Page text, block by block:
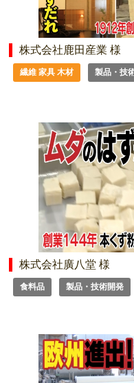
株式会社鹿田産業 様
繊維 家具 木材 製品・技
株式会社廣八堂 様
食料品 製品・技術開発